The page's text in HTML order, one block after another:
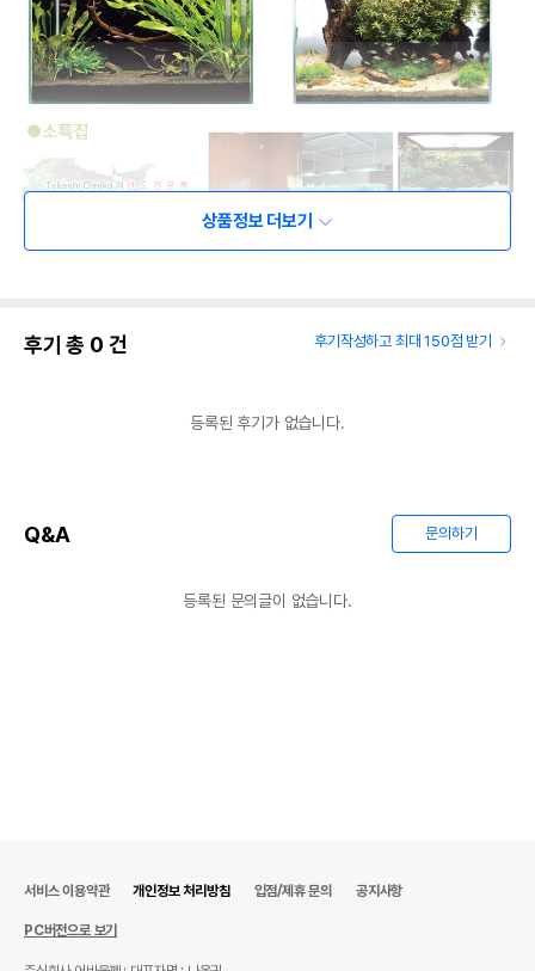
상품정보 더보기
후기 총 0 건 후기작성하고 최대 150점 받기
등록된 후기가 없습니다.
Q&A 문의하기
등록된 문의글이 없습니다.
서비스 이용약관 개인정보 처리방침 입점/제휴 문의 공지사항
PC버전으로 보기